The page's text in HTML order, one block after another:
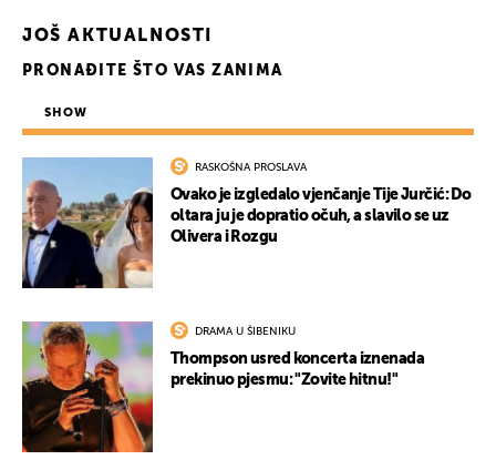
JOŠ AKTUALNOSTI
PRONAĐITE ŠTO VAS ZANIMA
SHOW
RASKOŠNA PROSLAVA
Ovako je izgledalo vjenčanje Tije Jurčić: Do
oltara ju je dopratio očuh, a slavilo se uz
Olivera i Rozgu
DRAMA U ŠIBENIKU
Thompson usred koncerta iznenada
prekinuo pjesmu: "Zovite hitnu!"